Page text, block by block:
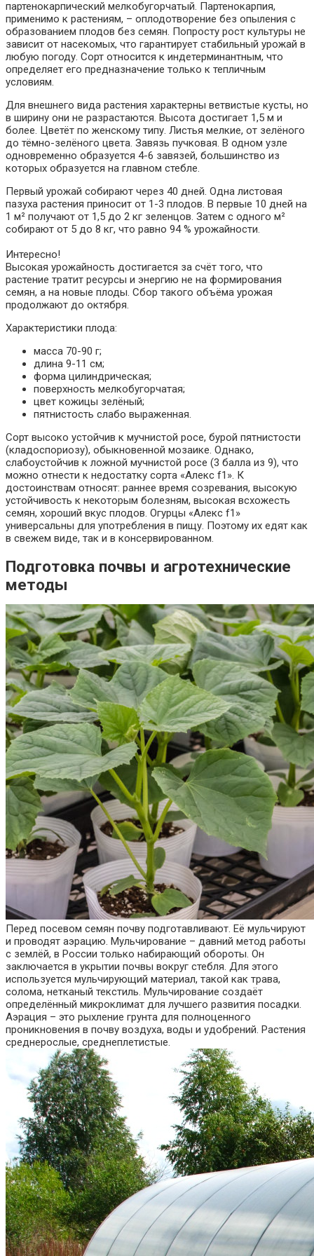
партенокарпический мелкобугорчатый. Партенокарпия,
применимо к растениям, – оплодотворение без опыления с
образованием плодов без семян. Попросту рост культуры не
зависит от насекомых, что гарантирует стабильный урожай в
любую погоду. Сорт относится к индетерминантным, что
определяет его предназначение только к тепличным
условиям.
Для внешнего вида растения характерны ветвистые кусты, но
в ширину они не разрастаются. Высота достигает 1,5 м и
более. Цветёт по женскому типу. Листья мелкие, от зелёного
до тёмно-зелёного цвета. Завязь пучковая. В одном узле
одновременно образуется 4-6 завязей, большинство из
которых образуется на главном стебле.
Первый урожай собирают через 40 дней. Одна листовая
пазуха растения приносит от 1-3 плодов. В первые 10 дней на
1 м² получают от 1,5 до 2 кг зеленцов. Затем с одного м²
собирают от 5 до 8 кг, что равно 94 % урожайности.
Интересно!
Высокая урожайность достигается за счёт того, что
растение тратит ресурсы и энергию не на формирования
семян, а на новые плоды. Сбор такого объёма урожая
продолжают до октября.
Характеристики плода:
масса 70-90 г;
длина 9-11 см;
форма цилиндрическая;
поверхность мелкобугорчатая;
цвет кожицы зелёный;
пятнистость слабо выраженная.
Сорт высоко устойчив к мучнистой росе, бурой пятнистости
(кладоспориозу), обыкновенной мозаике. Однако,
слабоустойчив к ложной мучнистой росе (3 балла из 9), что
можно отнести к недостатку сорта «Алекс f1». К
достоинствам относят: раннее время созревания, высокую
устойчивость к некоторым болезням, высокая всхожесть
семян, хороший вкус плодов. Огурцы «Алекс f1»
универсальны для употребления в пищу. Поэтому их едят как
в свежем виде, так и в консервированном.
Подготовка почвы и агротехнические
методы
Перед посевом семян почву подготавливают. Её мульчируют
и проводят аэрацию. Мульчирование – давний метод работы
с землёй, в России только набирающий обороты. Он
заключается в укрытии почвы вокруг стебля. Для этого
используется мульчирующий материал, такой как трава,
солома, нетканый текстиль. Мульчирование создаёт
определённый микроклимат для лучшего развития посадки.
Аэрация – это рыхление грунта для полноценного
проникновения в почву воздуха, воды и удобрений. Растения
среднерослые, среднеплетистые.